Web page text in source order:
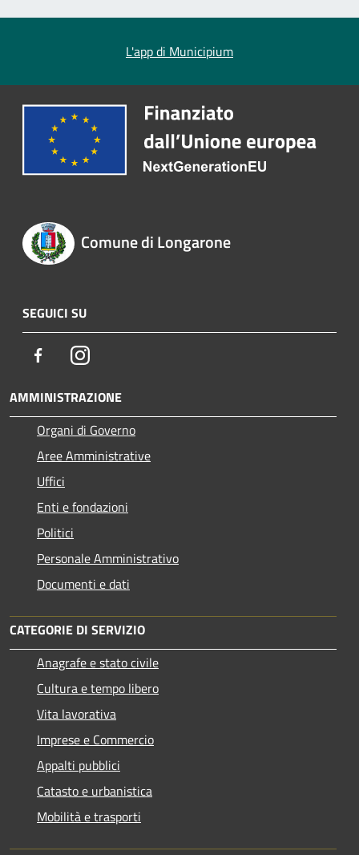
L'app di Municipium
Comune di Longarone
SEGUICI SU
FacebookInstagram
AMMINISTRAZIONE
Organi di Governo
Aree Amministrative
Uffici
Enti e fondazioni
Politici
Personale Amministrativo
Documenti e dati
CATEGORIE DI SERVIZIO
Anagrafe e stato civile
Cultura e tempo libero
Vita lavorativa
Imprese e Commercio
Appalti pubblici
Catasto e urbanistica
Mobilità e trasporti